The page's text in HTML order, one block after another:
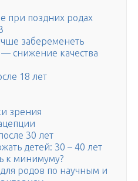
при поздних родах
забеременеть
снижение качества
18 лет
зрения
30 лет
детей: 30 – 40 лет
к минимуму?
родов по научным и